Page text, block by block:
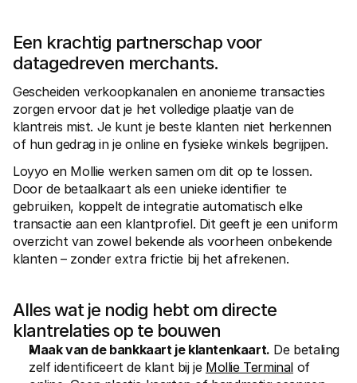
Een krachtig partnerschap voor
datagedreven merchants.
Gescheiden verkoopkanalen en anonieme transacties
zorgen ervoor dat je het volledige plaatje van de
klantreis mist. Je kunt je beste klanten niet herkennen
of hun gedrag in je online en fysieke winkels begrijpen.
Loyyo en Mollie werken samen om dit op te lossen.
Door de betaalkaart als een unieke identifier te
gebruiken, koppelt de integratie automatisch elke
transactie aan een klantprofiel. Dit geeft je een uniform
overzicht van zowel bekende als voorheen onbekende
klanten – zonder extra frictie bij het afrekenen.
Alles wat je nodig hebt om directe
klantrelaties op te bouwen
Maak van de bankkaart je klantenkaart. De betaling
zelf identificeert de klant bij je Mollie Terminal of
Vacatures
Kom werken bij Mollie. Ontdek de
vacatures!
Contact
Voor consumenten
Waarom zie je Mollie op je bankafschrift?
Voor Mollie-klanten
Neem contact op met Customer Support
Contact met sales
Ontdek hoe we jouw bedrijf kunnen helpen